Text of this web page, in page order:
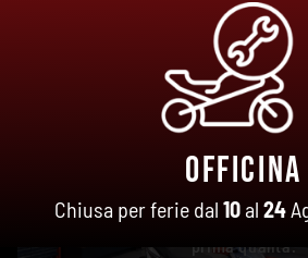
OFFICINA &
Officina certificata Honda per
prima qualità.
Officina
Chiusa per ferie dal 10al 24